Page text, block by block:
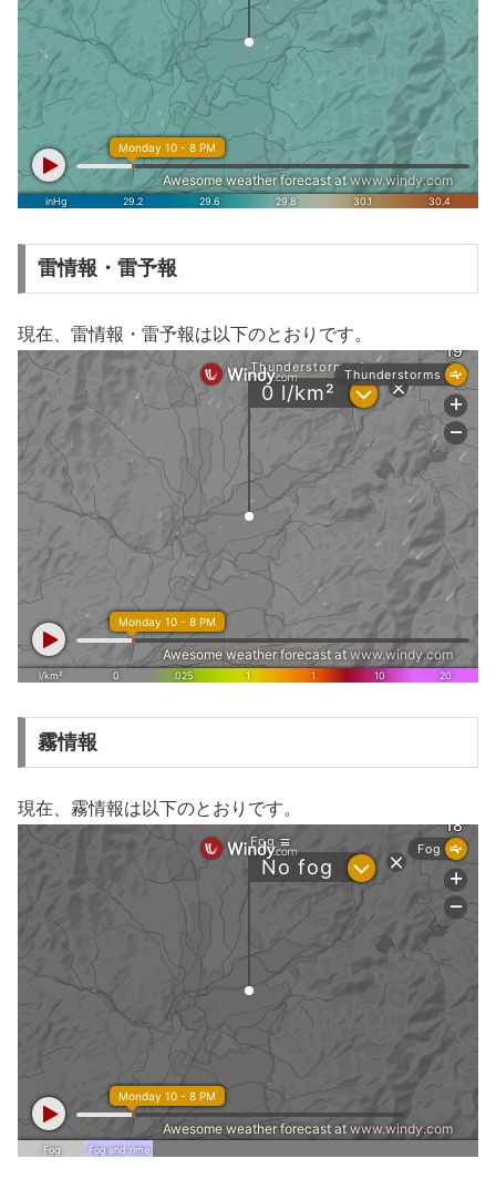
雷情報・雷予報
現在、雷情報・雷予報は以下のとおりです。
霧情報
現在、霧情報は以下のとおりです。